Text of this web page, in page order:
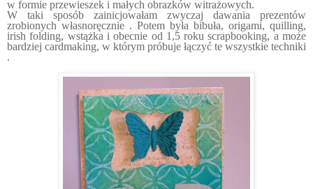
w formie przewieszek i małych obrazków witrażowych.
W taki sposób zainicjowałam zwyczaj dawania prezentów
zrobionych własnoręcznie . Potem była bibuła, origami, quilling,
irish folding, wstążka i obecnie od 1,5 roku scrapbooking, a może
bardziej cardmaking, w którym próbuje łączyć te wszystkie techniki
.